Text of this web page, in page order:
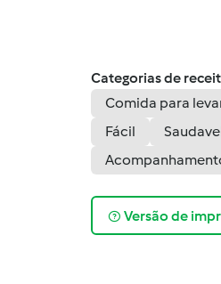
Categorias de
Comida para
Fácil
Versão de